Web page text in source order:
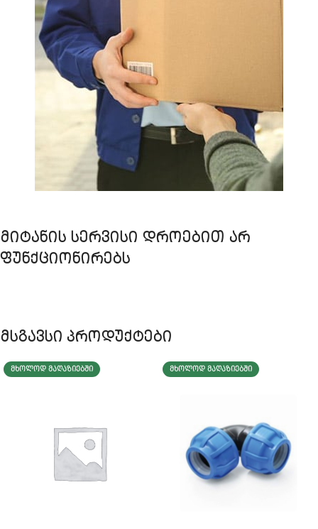
ᲛᲘᲢᲐᲜᲘᲡ ᲡᲔᲠᲕᲘᲡᲘ ᲓᲠᲝᲔᲑᲘᲗ ᲐᲠ
ᲤᲣᲜᲥᲪᲘᲝᲜᲘᲠᲔᲑᲡ
მსგავსი პროდუქტები
ᲛᲮᲝᲚᲝᲓ ᲛᲐᲦᲐᲖᲘᲔᲑᲨᲘ ᲛᲮᲝᲚᲝᲓ ᲛᲐᲦᲐᲖᲘᲔᲑᲨᲘ